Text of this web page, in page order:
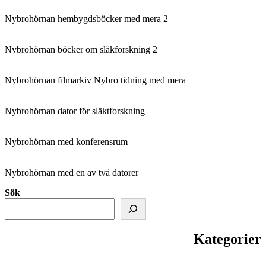
Nybrohörnan hembygdsböcker med mera 2
Nybrohörnan böcker om släkforskning 2
Nybrohörnan filmarkiv Nybro tidning med mera
Nybrohörnan dator för släktforskning
Nybrohörnan med konferensrum
Nybrohörnan med en av två datorer
Sök
Kategorier